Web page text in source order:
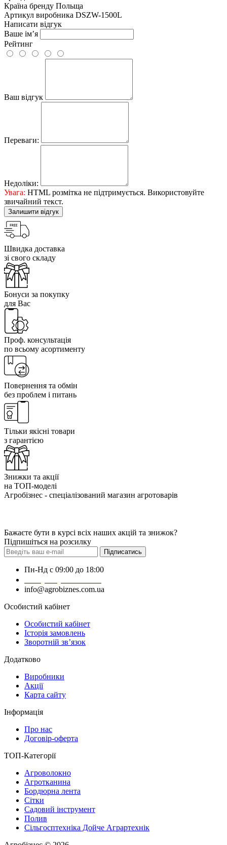
Країна бренду Польща
Артикул виробника DSZW-1500L
Написати відгук
Ваше ім’я
Рейтинг
Ваш відгук
Переваги:
Недоліки:
Увага: HTML розмітка не підтримується. Використовуйте
звичайний текст.
Залишити відгук
Швидка доставка
зі свого складу
Бонуси за покупку
для Вас
Проф. консультація
по всьому асортименту
Повернення та обмін
без проблем і питань
Тільки якісні товари
з гарантією
Знижки та акції
на ТОП-моделі
Агробізнес - спеціалізований магазин агротоварів
Бажаєте бути в курсі всіх наших акцій та знижок?
Підпишіться на розсилку
Підписатись
Пн-Нд с 09:00 до 18:00
info@agrobiznes.com.ua
Особистий кабінет
Особистий кабінет
Історія замовлень
Зворотній зв’язок
Додатково
Виробники
Акції
Карта сайту
Інформація
Про нас
Договір-оферта
ТОП-Категорії
Агроволокно
Агротканина
Бордюрна лента
Сітки
Садовий інструмент
Полив
Сільгосптехніка Дойче Аграртехнік